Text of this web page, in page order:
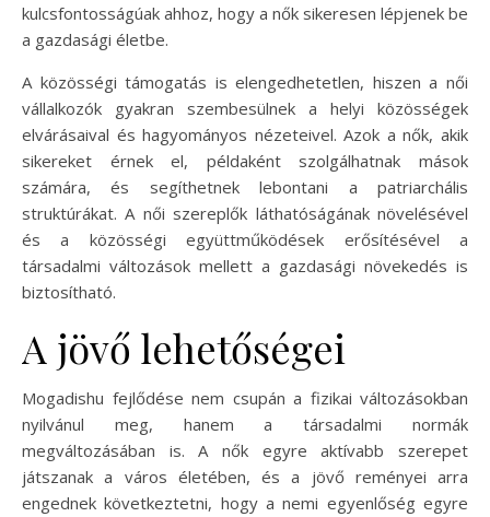
kulcsfontosságúak ahhoz, hogy a nők sikeresen lépjenek be
a gazdasági életbe.
A közösségi támogatás is elengedhetetlen, hiszen a női
vállalkozók gyakran szembesülnek a helyi közösségek
elvárásaival és hagyományos nézeteivel. Azok a nők, akik
sikereket érnek el, példaként szolgálhatnak mások
számára, és segíthetnek lebontani a patriarchális
struktúrákat. A női szereplők láthatóságának növelésével
és a közösségi együttműködések erősítésével a
társadalmi változások mellett a gazdasági növekedés is
biztosítható.
A jövő lehetőségei
Mogadishu fejlődése nem csupán a fizikai változásokban
nyilvánul meg, hanem a társadalmi normák
megváltozásában is. A nők egyre aktívabb szerepet
játszanak a város életében, és a jövő reményei arra
engednek következtetni, hogy a nemi egyenlőség egyre